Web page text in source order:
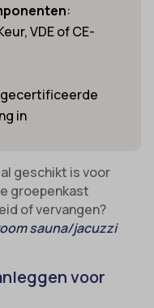
:
VDE of CE-
in
geschikt is voor
groepenkast
of vervangen?
sauna/jacuzzi
voor